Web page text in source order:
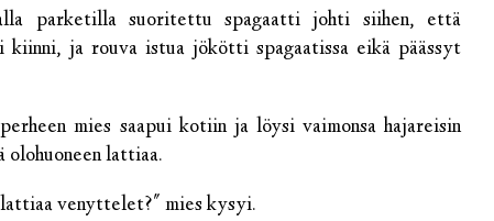
parketilla suoritettu spagaatti johti siihen, että
ja rouva istua jökötti spagaatissa eikä päässyt
mies saapui kotiin ja löysi vaimonsa hajareisin
lattiaa.
venyttelet?" mies kysyi.